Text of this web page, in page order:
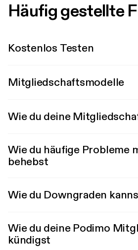
Häufig gestellte
Kostenlos Testen
Mitgliedschaftsmodelle
Wie du deine
Wie du häufige Probleme
behebst
Wie du Downgraden
Wie du deine Podimo
kündigst